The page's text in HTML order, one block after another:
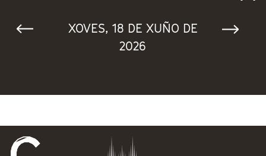
XOVES, 18 DE XUÑO DE
2026